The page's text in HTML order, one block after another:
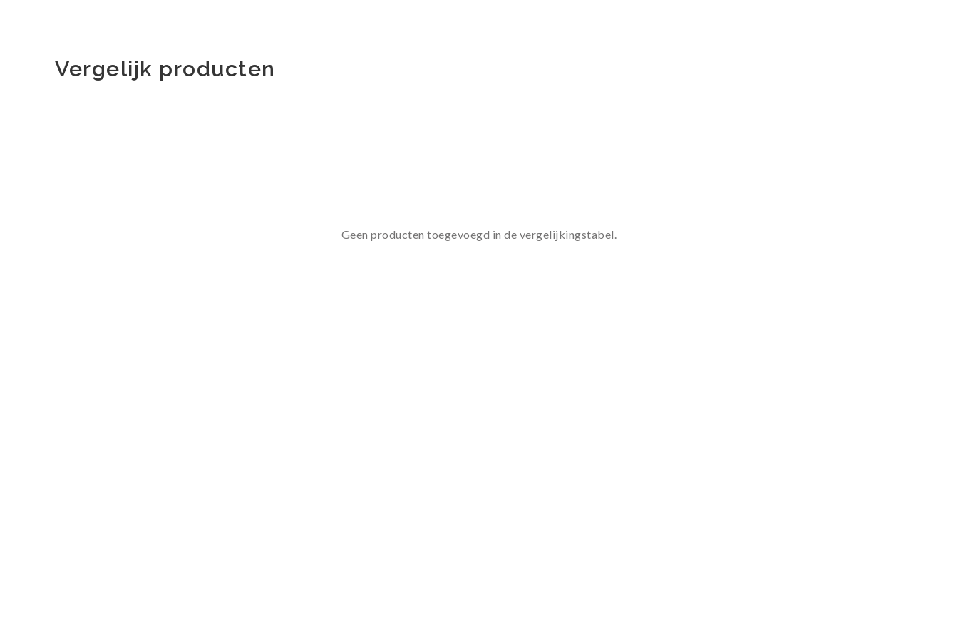
Vergelijk producten
Geen producten toegevoegd in de vergelijkingstabel.